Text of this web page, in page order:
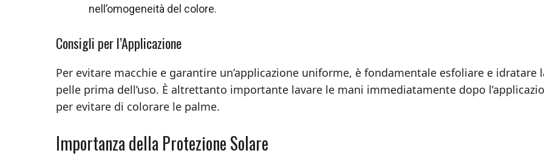
nell’omogeneità del colore.
Consigli per l’Applicazione
Per evitare macchie e garantire un’applicazione uniforme, è fondamentale esfoliare e idratare
pelle prima dell’uso. È altrettanto importante lavare le mani immediatamente dopo
per evitare di colorare le palme.
Importanza della Protezione Solare